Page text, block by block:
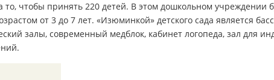
то, чтобы принять 220 детей. В этом дошкольном учреждении
от 3 до 7 лет. «Изюминкой» детского сада является
залы, современный медблок, кабинет логопеда, зал для